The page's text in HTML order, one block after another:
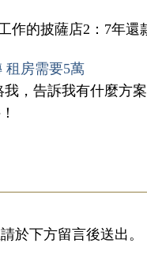
作的披薩店2：7年還
租房需要5萬
，告訴我有什麼方
於下方留言後送出。